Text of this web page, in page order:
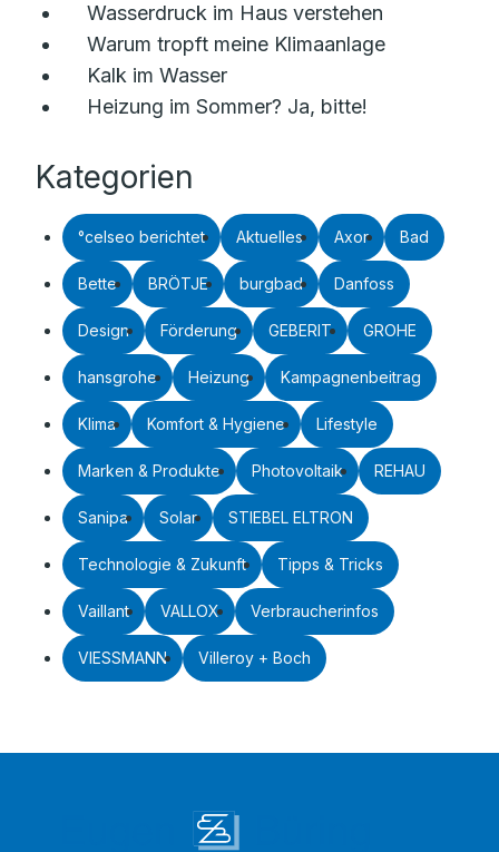
Wasserdruck im Haus verstehen
Warum tropft meine Klimaanlage
Kalk im Wasser
Heizung im Sommer? Ja, bitte!
Kategorien
°celseo berichtet Aktuelles Axor Bad
Bette BRÖTJE burgbad Danfoss
Design Förderung GEBERIT GROHE
hansgrohe Heizung Kampagnenbeitrag
Klima Komfort & Hygiene Lifestyle
Marken & Produkte Photovoltaik REHAU
Sanipa Solar STIEBEL ELTRON
Technologie & Zukunft Tipps & Tricks
Vaillant VALLOX Verbraucherinfos
VIESSMANN Villeroy + Boch